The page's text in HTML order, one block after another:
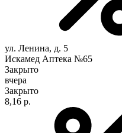
ул. Ленина, д. 5
Искамед Аптека №65
Закрыто
вчера
Закрыто
8,16 р.